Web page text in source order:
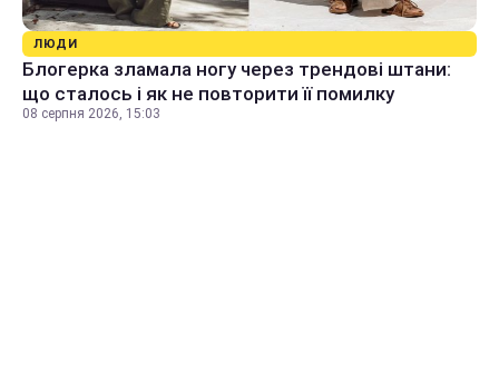
ЛЮДИ
Блогерка зламала ногу через трендові штани:
що сталось і як не повторити її помилку
08 серпня 2026, 15:03